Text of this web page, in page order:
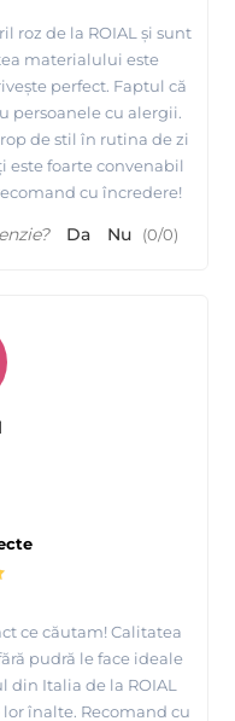
roz de la ROIAL și sunt
materialului este
perfect. Faptul că
persoanele cu alergii.
de stil în rutina de zi
este foarte convenabil
cu încredere!
Da Nu (0/0)
ce căutam! Calitatea
pudră le face ideale
din Italia de la ROIAL
înalte. Recomand cu